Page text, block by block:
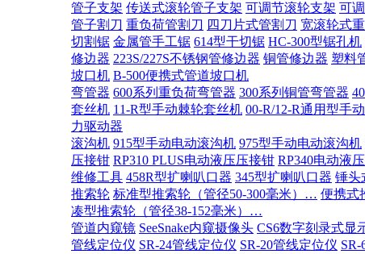
管子支架 传送式滚轮管子支架 可调节滚轮支架 可
管子割刀 重负荷管割刀 四刀片式管割刀 宽滚轮式
切割锯 金属管手工锯 614型干切锯 HC-300型锯孔机
修边器 223S/227S不锈钢管修边器 铜管修边器 塑料
坡口机 B-500便携式管道坡口机
弯管器 600系列重负荷弯管器 300系列铜管弯管器
套丝机 11-R型手动棘轮套丝机 00-R/12-R通用型手
力驱动器
滚沟机 915型手动电动滚沟机 975型手动电动滚沟机
压接钳 RP310 PLUS电动液压压接钳 RP340电动液
维修工具 458R型扩喇叭口器 345型扩喇叭口器 锤头
推索轮 标准型推索轮（管径50-300毫米）… 便携式
凑型推索轮（管径38-152毫米）…
管道内窥镜 SeeSnake内窥摄像头 CS6数字刻录式显
管线定位仪 SR-24管线定位仪 SR-20管线定位仪